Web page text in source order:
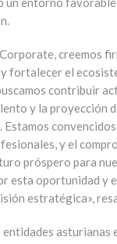
creemos
fortalecer el
contribuir
y la proyección
y el
próspero para
esta oportunidad y
estratégica»,
entidades asturianas